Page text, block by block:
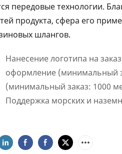
передовые технологии.
продукта, сфера его
шлангов.
Нанесение логотипа на
оформление (минимальный
(минимальный заказ: 1000
Поддержка морских и